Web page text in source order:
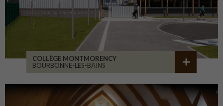
COLLÈGE MONTMORENCY
BOURBONNE-LES-BAINS